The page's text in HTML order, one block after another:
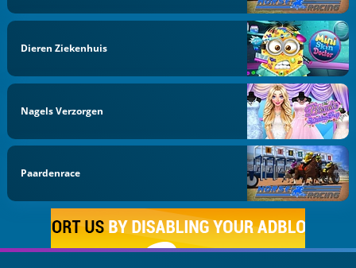
Dieren Ziekenhuis
Nagels Verzorgen
Paardenrace